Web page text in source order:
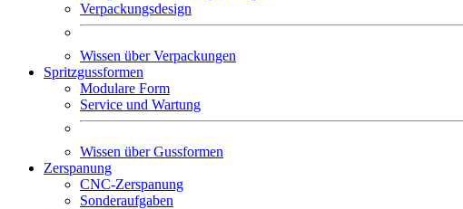
Verpackungsdesign
Wissen über Verpackungen
Spritzgussformen
Modulare Form
Service und Wartung
Wissen über Gussformen
Zerspanung
CNC-Zerspanung
Sonderaufgaben